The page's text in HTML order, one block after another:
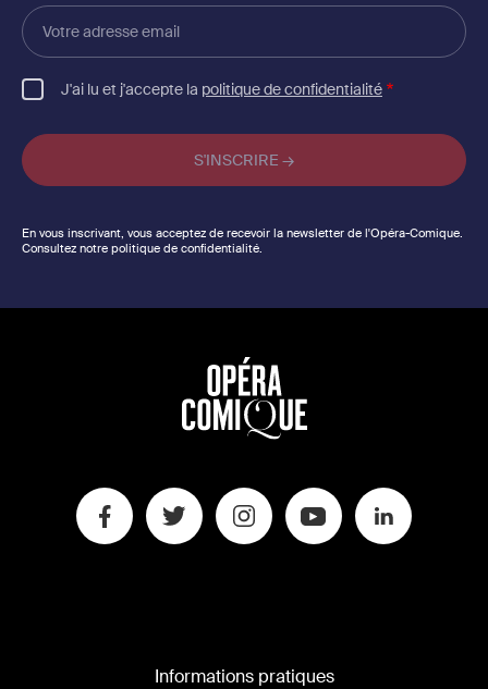
Votre
adresse
email
J'ai lu et j'accepte la politique de confidentialité
En vous inscrivant, vous acceptez de recevoir la newsletter de l'Opéra-Comique.
Consultez notre politique de confidentialité.
Informations pratiques